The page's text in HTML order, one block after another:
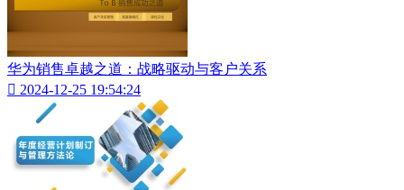
华为销售卓越之道：战略驱动与客户关系
 2024-12-25 19:54:24